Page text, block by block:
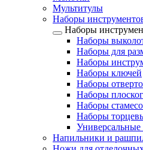
Мультитулы
Наборы
Наборы
Наборы
Наборы для
Наборы
Наборы ключей
Наборы
Наборы
Наборы
Наборы
Напильники и